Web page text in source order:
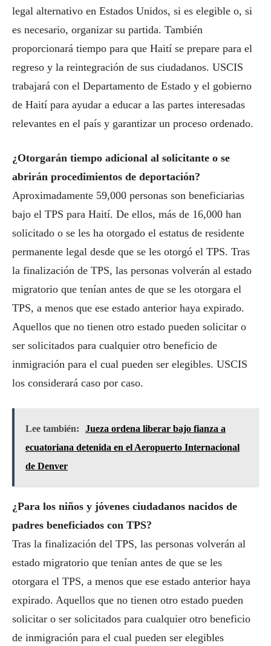
legal alternativo en Estados Unidos, si es elegible o, si
es necesario, organizar su partida. También
proporcionará tiempo para que Haití se prepare para el
regreso y la reintegración de sus ciudadanos. USCIS
trabajará con el Departamento de Estado y el gobierno
de Haití para ayudar a educar a las partes interesadas
relevantes en el país y garantizar un proceso ordenado.
¿Otorgarán tiempo adicional al solicitante o se
abrirán procedimientos de deportación?
Aproximadamente 59,000 personas son beneficiarias
bajo el TPS para Haití. De ellos, más de 16,000 han
solicitado o se les ha otorgado el estatus de residente
permanente legal desde que se les otorgó el TPS. Tras
la finalización de TPS, las personas volverán al estado
migratorio que tenían antes de que se les otorgara el
TPS, a menos que ese estado anterior haya expirado.
Aquellos que no tienen otro estado pueden solicitar o
ser solicitados para cualquier otro beneficio de
inmigración para el cual pueden ser elegibles. USCIS
los considerará caso por caso.
Lee también:
Jueza ordena liberar bajo fianza a
ecuatoriana detenida en el Aeropuerto Internacional
de Denver
¿Para los niños y jóvenes ciudadanos nacidos de
padres beneficiados con TPS?
Tras la finalización del TPS, las personas volverán al
estado migratorio que tenían antes de que se les
otorgara el TPS, a menos que ese estado anterior haya
expirado. Aquellos que no tienen otro estado pueden
solicitar o ser solicitados para cualquier otro beneficio
de inmigración para el cual pueden ser elegibles